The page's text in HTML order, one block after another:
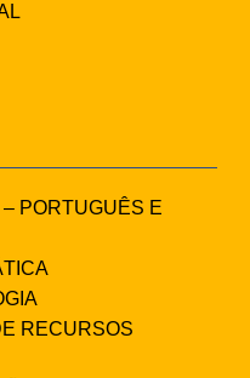
PORTUGUÊS E
RECURSOS